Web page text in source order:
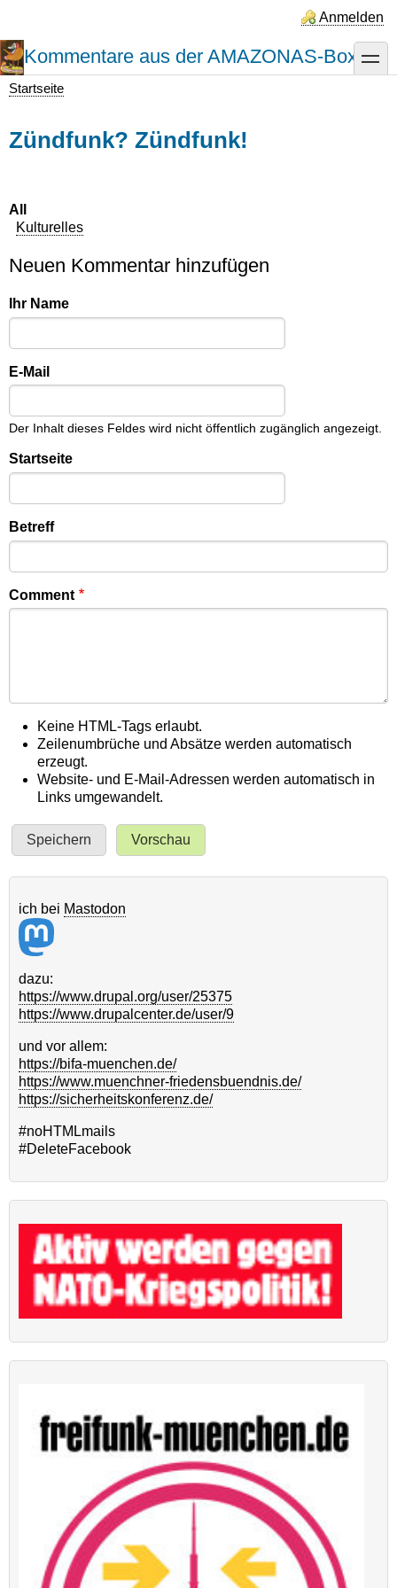
Inhalt
Anmelden
Kommentare aus der AMAZONAS-Box toggle
Startseite
Zündfunk? Zündfunk!
All
Kulturelles
Neuen Kommentar hinzufügen
Ihr Name
E-Mail
Der Inhalt dieses Feldes wird nicht öffentlich zugänglich angezeigt.
Startseite
Betreff
Comment
Keine HTML-Tags erlaubt.
Zeilenumbrüche und Absätze werden automatisch
erzeugt.
Website- und E-Mail-Adressen werden automatisch in
Links umgewandelt.
ich bei Mastodon
dazu:
https://www.drupal.org/user/25375
https://www.drupalcenter.de/user/9
und vor allem:
https://bifa-muenchen.de/
https://www.muenchner-friedensbuendnis.de/
https://sicherheitskonferenz.de/
#noHTMLmails
#DeleteFacebook